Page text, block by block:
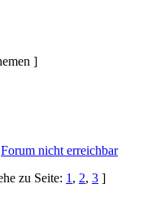
]
Forum nicht erreichbar
zu Seite: 1 , 2, 3 ]